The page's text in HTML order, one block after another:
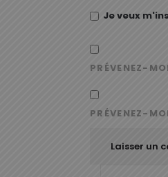
Je veux
PRÉVENEZ-
PRÉVENEZ-